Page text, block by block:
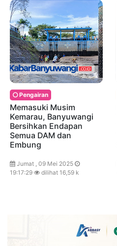
Pengairan
Memasuki Musim
Kemarau, Banyuwangi
Bersihkan Endapan
Semua DAM dan
Embung
Jumat , 09 Mei 2025
19:17:29
dilihat 16,59 k